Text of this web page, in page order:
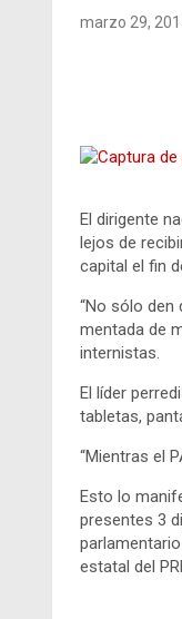
marzo 29,
El dirigente
lejos de
capital el fin
“No sólo den
mentada de
internistas.
El líder
tabletas,
“Mientras el
Esto lo
presentes 3
estatal del